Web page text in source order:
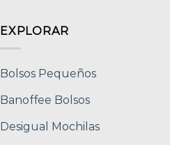
EXPLORAR
Bolsos Pequeños
Banoffee Bolsos
Desigual Mochilas